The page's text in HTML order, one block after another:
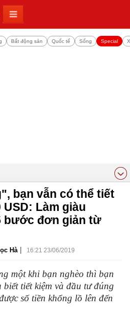
Bất động sản Quốc tế Sống Special
bạn vẫn có thể tiết
USD: Làm giàu
bước đơn giản từ
Hà | 16:21 23/06/2019
một khi bạn nghèo thì bạn
biết tiết kiệm và đầu tư đúng
số tiền khổng lồ lên đến